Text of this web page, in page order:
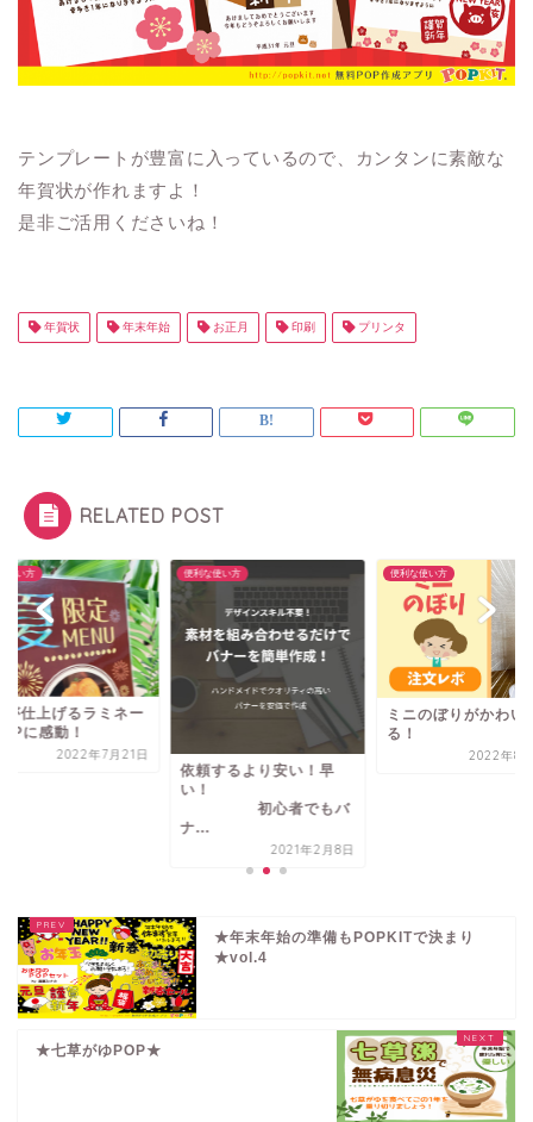
テンプレートが豊富に入っているので、カンタンに素敵な
年賀状が作れますよ！
是非ご活用くださいね！
年賀状 年末年始 お正月 印刷 プリンタ
RELATED POST
使い方
が仕上げるラミネー
に感動！
2022年7月21日
便利な使い方
依頼するより安い！早
い！
初心者でもバ
ナ...
2021年2月8日
便利な使い方
ミニのぼりがかわい
る！
2022年8
★年末年始の準備もPOPKITで決まり
★vol.4
★七草がゆPOP★